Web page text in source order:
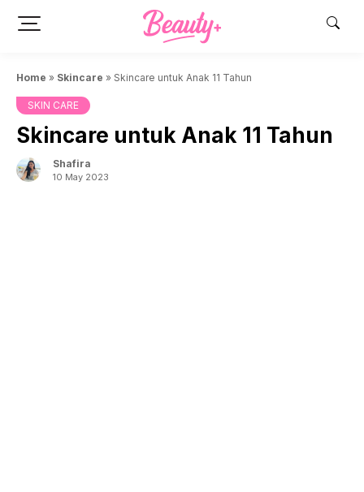
Home » Skincare » Skincare untuk Anak 11 Tahun
SKIN CARE
Skincare untuk Anak 11 Tahun
Shafira
10 May 2023